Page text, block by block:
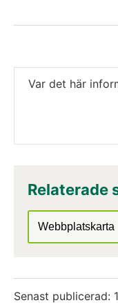
Var det här
Relaterade
Webbplatskarta
Senast publicerad: